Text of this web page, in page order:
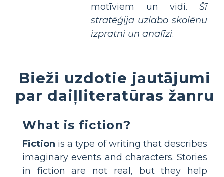
motīviem un vidi. Šī
stratēģija uzlabo skolēnu
izpratni un analīzi.
Bieži uzdotie jautājumi
par daiļliteratūras žanru
What is fiction?
Fiction is a type of writing that describes
imaginary events and characters. Stories
in fiction are not real, but they help